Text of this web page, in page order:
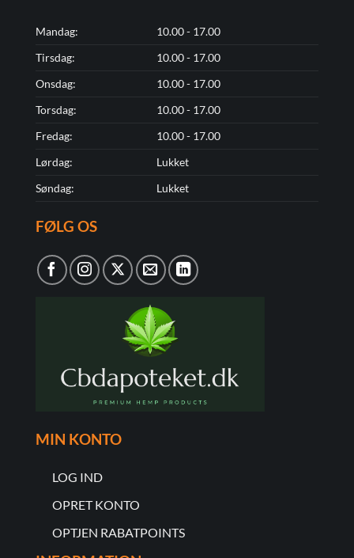
Mandag:
10.00 - 17.00
Tirsdag:
10.00 - 17.00
Onsdag:
10.00 - 17.00
Torsdag:
10.00 - 17.00
Fredag:
10.00 - 17.00
Lørdag:
Lukket
Søndag:
Lukket
FØLG OS
MIN KONTO
LOG IND
OPRET KONTO
OPTJEN RABATPOINTS